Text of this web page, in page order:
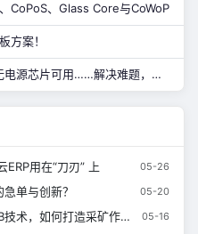
CoPoS、Glass Core与CoWoP
方案！
TENG能量收集技术走红，却无电源芯片可用……解决难题，只需一招！
用在“刀刃” 上 05-26
单与创新？ 05-20
如何打造采矿作业新范式！ 05-16